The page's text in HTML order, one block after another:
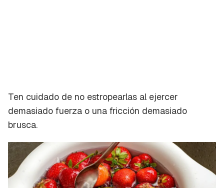
Ten cuidado de no estropearlas al ejercer
demasiado fuerza o una fricción demasiado
brusca.